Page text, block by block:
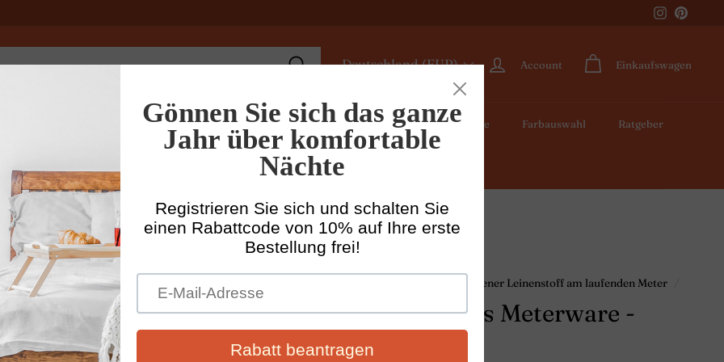
Instagram
Deutschland (EUR) Account Einkaufswagen
Leinenbekleidung Damen Leinenbekleidung Herren Meterware Farbauswahl Ratgeber
Breiter, gewaschener Leinenstoff am laufenden Meter
Leinenstoff als Meterware -
Minzgrün